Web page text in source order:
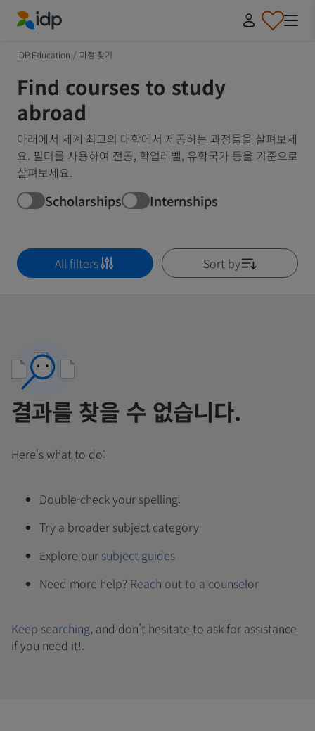
IDP Education / 과정 찾기
Find courses to study
abroad
아래에서 세계 최고의 대학에서 제공하는 과정들을 살펴보세
요. 필터를 사용하여 전공, 학업레벨, 유학국가 등을 기준으로
살펴보세요.
Scholarships Internships
All filters Sort by
결과를 찾을 수 없습니다.
Here's what to do:
Double-check your spelling.
Try a broader subject category
Explore our subject guides
Need more help? Reach out to a counselor
Keep searching, and don't hesitate to ask for assistance
if you need it!.